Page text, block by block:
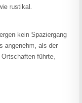
rustikal.
kein Spaziergang
angenehm, als der
führte,